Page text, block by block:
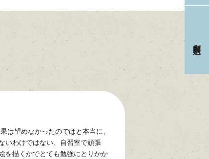
は望めなかったのではと本当に、
いわけではない、自習室で頑張
を描くかでとても勉強にとりかか